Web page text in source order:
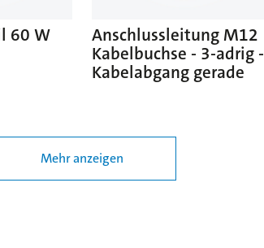
60 W
Anschlussleitung M12
Kabelbuchse - 3-adrig -
Kabelabgang gerade
Mehr anzeigen